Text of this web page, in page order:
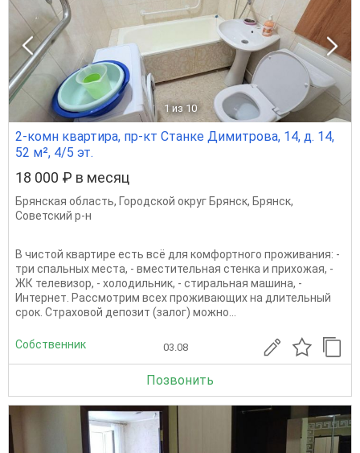
1 из 10
2-комн квартира, пр-кт Станке Димитрова, 14, д. 14,
52 м², 4/5 эт.
18 000 ₽ в месяц
Брянская область, Городской округ Брянск, Брянск,
Советский р-н
В чистой квартире есть всё для комфортного проживания: -
три спальных места, - вместительная стенка и прихожая, -
ЖК телевизор, - холодильник, - стиральная машина, -
Интернет. Рассмотрим всех проживающих на длительный
срок. Страховой депозит (залог) можно...
Собственник 03.08
Позвонить